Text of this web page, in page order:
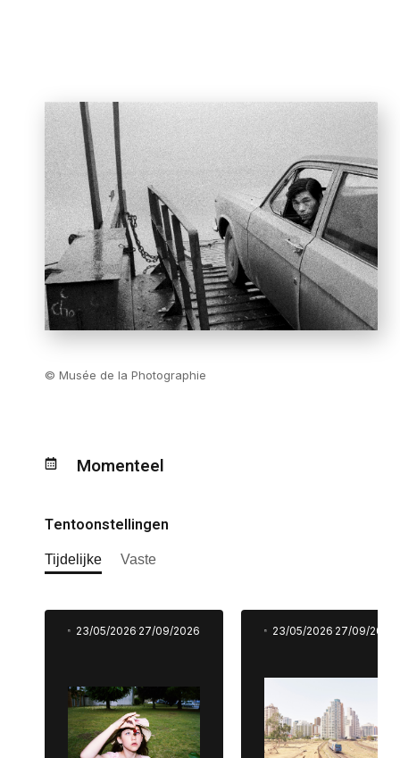
© Musée de la Photographie
Momenteel
Tentoonstellingen
Tijdelijke Vaste
23/05/2026 27/09/2026 23/05/2026 27/09/2026